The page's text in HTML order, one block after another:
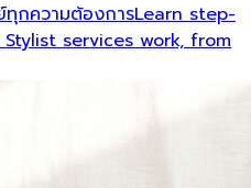
ทุกความต้องการLearn step-
services work, from